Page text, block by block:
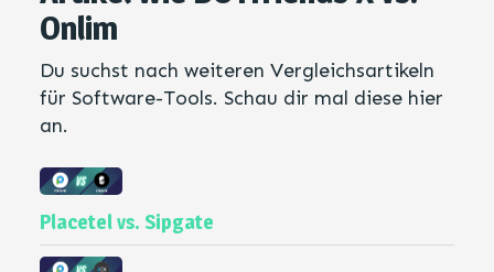
Onlim
Du suchst nach weiteren Vergleichsartikeln
für Software-Tools. Schau dir mal diese hier
an.
Placetel vs. Sipgate